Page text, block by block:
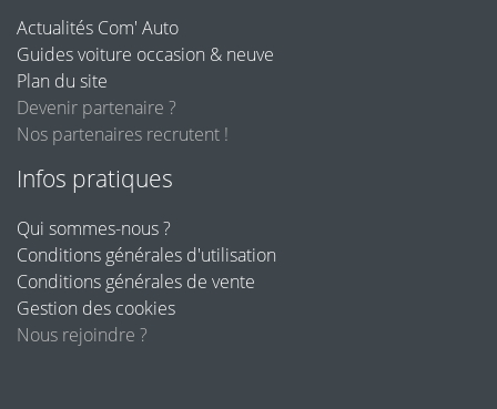
Actualités Com' Auto
Guides voiture occasion & neuve
Plan du site
Devenir partenaire ?
Nos partenaires recrutent !
Infos pratiques
Qui sommes-nous ?
Conditions générales d'utilisation
Conditions générales de vente
Gestion des cookies
Nous rejoindre ?